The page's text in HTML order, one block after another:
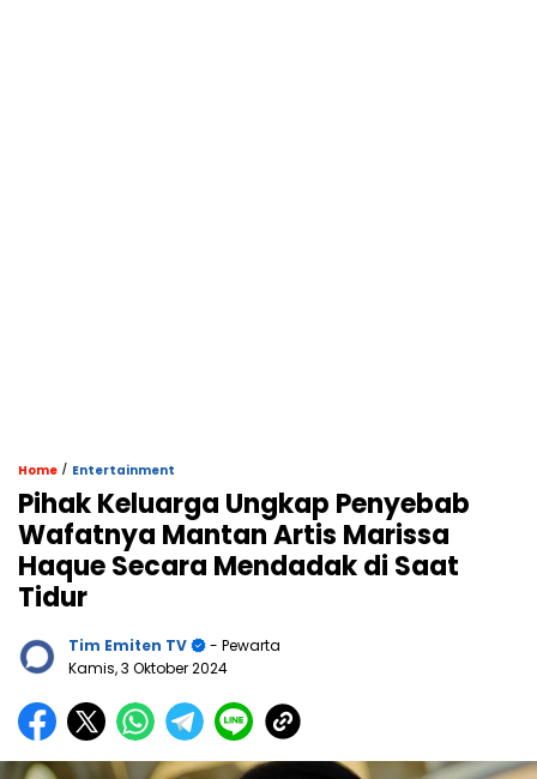
Home / Entertainment
Pihak Keluarga Ungkap Penyebab
Wafatnya Mantan Artis Marissa
Haque Secara Mendadak di Saat
Tidur
Tim Emiten TV
- Pewarta
Kamis, 3 Oktober 2024